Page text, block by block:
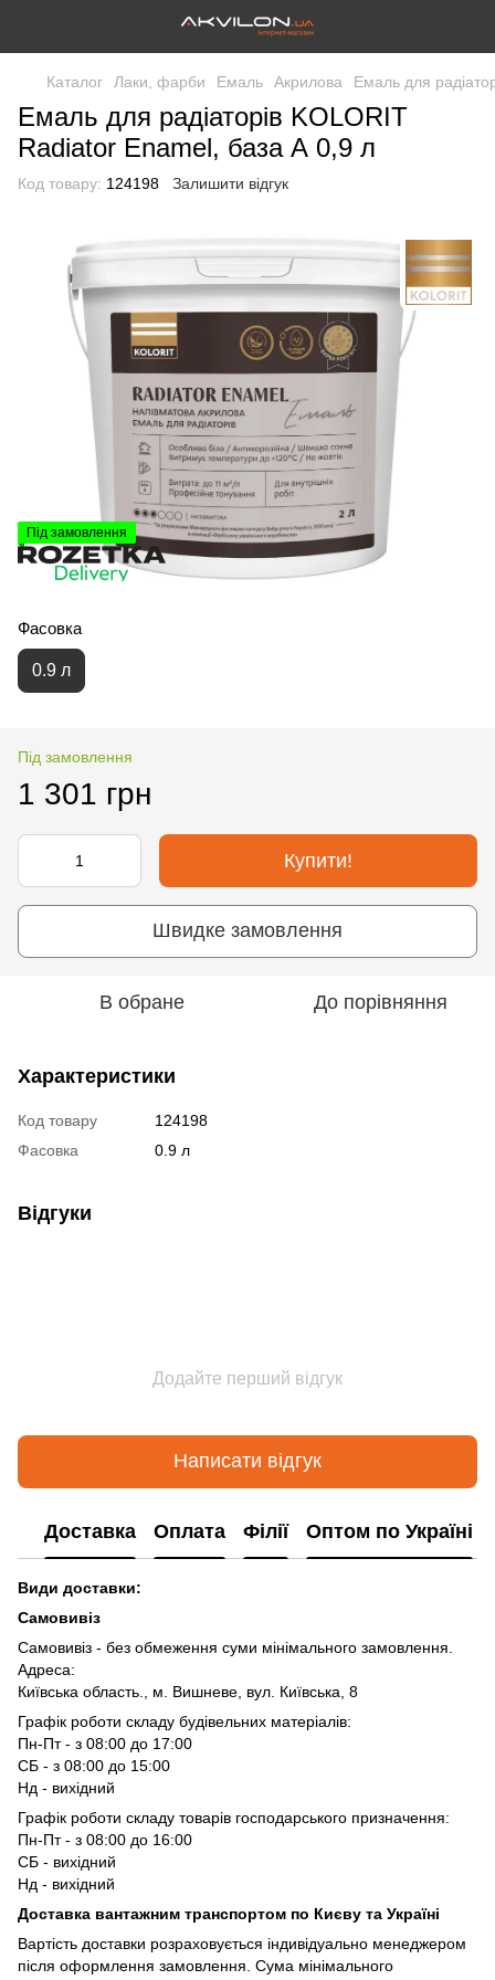
Каталог Лаки, фарби Емаль Акрилова Емаль для
Емаль для радіаторів KOLORIT
Radiator Enamel, база А 0,9 л
Код товару: 124198 Залишити відгук
Під замовлення
Фасовка
0.9 л
Під замовлення
1 301 грн
Купити!
Швидке замовлення
В обране До порівняння
Характеристики
Код товару
124198
Фасовка
0.9 л
Відгуки
Додайте перший відгук
Написати відгук
Доставка Оплата Філії Оптом по Україні
Види доставки:
Самовивіз
Самовивіз - без обмеження суми мінімального замовлення.
Адреса:
Київська область., м. Вишневе, вул. Київська, 8
Графік роботи складу будівельних матеріалів:
Пн-Пт - з 08:00 до 17:00
СБ - з 08:00 до 15:00
Нд - вихідний
Графік роботи складу товарів господарського призначення:
Пн-Пт - з 08:00 до 16:00
СБ - вихідний
Нд - вихідний
Доставка вантажним транспортом по Києву та Україні
Вартість доставки розраховується індивідуально менеджером
після оформлення замовлення. Сума мінімального